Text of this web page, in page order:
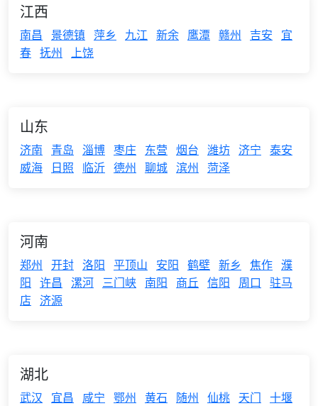
江西
南昌 景德镇 萍乡 九江 新余 鹰潭 赣州 吉安
宜
春 抚州 上饶
山东
济南 青岛 淄博 枣庄 东营 烟台 潍坊 济宁 泰安
威海
日照 临沂 德州 聊城 滨州 菏泽
河南
郑州 开封 洛阳 平顶山 安阳 鹤壁 新乡 焦作 濮
阳 许昌 漯河 三门峡 南阳 商丘 信阳 周口
驻马
店 济源
湖北
武汉 宜昌 咸宁 鄂州 黄石 随州 仙桃 天门 十堰